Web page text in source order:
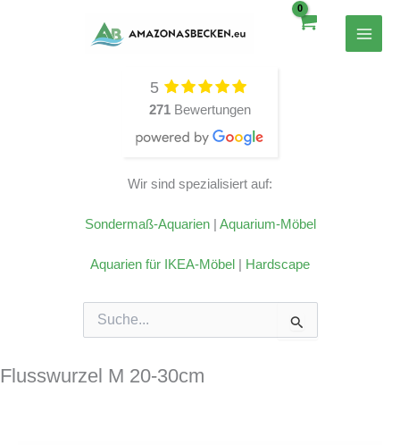
5
271 Bewertungen
Wir sind spezialisiert auf:
Sondermaß-Aquarien| Aquarium-Möbel
Aquarien für IKEA-Möbel | Hardscape
Suchen
nach:
Flusswurzel M 20-30cm